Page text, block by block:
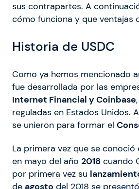
sus contrapartes. A
cómo funciona y que ventajas
Historia de USDC
Como ya hemos mencionado
fue desarrollada por las
Internet Financial y Coinbase
reguladas en Estados Unidos.
se unieron para formar el
La primera vez que se
en mayo del año 2018 cuando
por primera vez su
de agosto del 2018 se presentó